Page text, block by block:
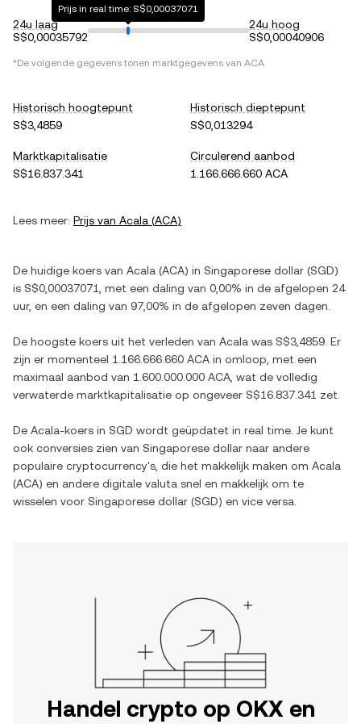
24u laag
S$0,00035792
Prijs in real time: S$0,00037071
24u hoog
S$0,00040906
*De volgende gegevens tonen marktgegevens van ACA.
Historisch hoogtepunt
S$3,4859
Historisch dieptepunt
S$0,013294
Marktkapitalisatie
S$16.837.341
Circulerend aanbod
1.166.666.660 ACA
Lees meer: Prijs van Acala (ACA)
De huidige koers van Acala (ACA) in Singaporese dollar (SGD)
is S$0,00037071 , met een daling van 0,00% in de afgelopen 24
uur, en een daling van 97,00% in de afgelopen zeven dagen.
De hoogste koers uit het verleden van Acala was S$3,4859 . Er
zijn er momenteel 1.166.666.660 ACA in omloop, met een
maximaal aanbod van 1.600.000.000 ACA , wat de volledig
verwaterde marktkapitalisatie op ongeveer S$16.837.341 zet.
De Acala-koers in SGD wordt geüpdatet in real time. Je kunt
ook conversies zien van Singaporese dollar naar andere
populaire cryptocurrency's, die het makkelijk maken om Acala
(ACA) en andere digitale valuta snel en makkelijk om te
wisselen voor Singaporese dollar (SGD) en vice versa.
Handel crypto op OKX en